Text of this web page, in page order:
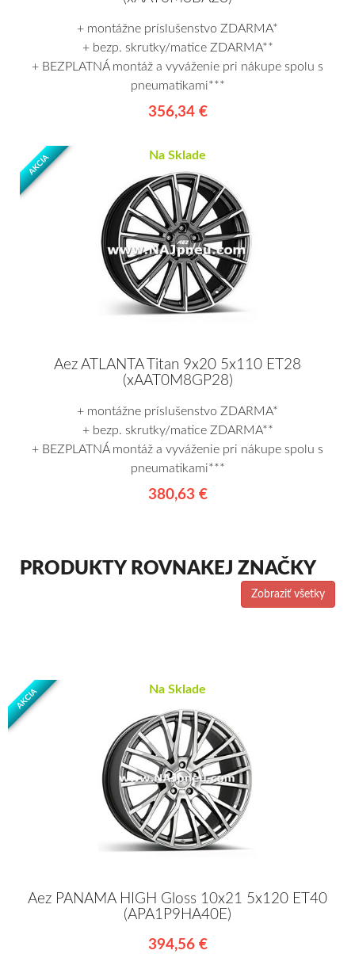
+ montážne príslušenstvo ZDARMA*
+ bezp. skrutky/matice ZDARMA**
+ BEZPLATNÁ montáž a vyváženie pri nákupe spolu s
pneumatikami***
356,34 €
AKCIA Na Sklade
Aez ATLANTA Titan 9x20 5x110 ET28
(xAAT0M8GP28)
+ montážne príslušenstvo ZDARMA*
+ bezp. skrutky/matice ZDARMA**
+ BEZPLATNÁ montáž a vyváženie pri nákupe spolu s
pneumatikami***
380,63 €
PRODUKTY ROVNAKEJ ZNAČKY
Zobraziť všetky
AKCIA Na Sklade
Aez PANAMA HIGH Gloss 10x21 5x120 ET40
(APA1P9HA40E)
394,56 €